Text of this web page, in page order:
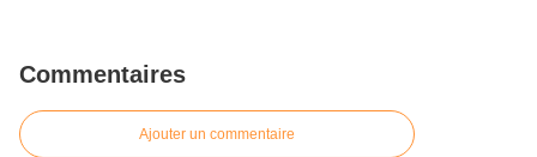
Commentaires
Ajouter un commentaire